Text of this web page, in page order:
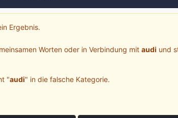
Ergebnis.
Worten oder in Verbindung mit audi und
"audi" in die falsche Kategorie.